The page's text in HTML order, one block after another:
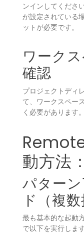
ンインしてください
が設定されている
ットが必要です。
ワーク
確認
プロジェクトディ
て、ワークスペー
く必要があります。
動方法
パター
ド（複
最も基本的な起動
で以下を実行します